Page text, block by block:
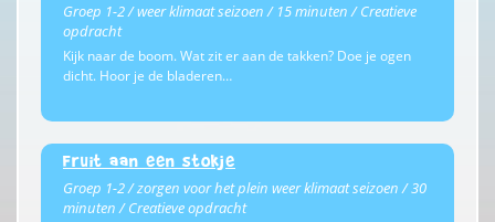
Groep 1-2 / weer klimaat seizoen / 15 minuten / Creatieve
opdracht
Kijk naar de boom. Wat zit er aan de takken? Doe je ogen
dicht. Hoor je de bladeren…
Fruit aan een stokje
Groep 1-2 / zorgen voor het plein weer klimaat seizoen / 30
minuten / Creatieve opdracht